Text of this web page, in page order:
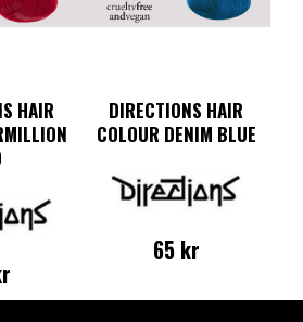
HAIR
DIRECTIONS HAIR
COLOUR DENIM BLUE
65 kr